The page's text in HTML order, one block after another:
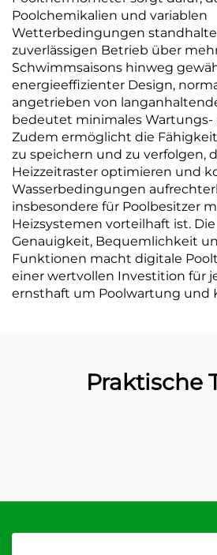
Poolchemikalien und variablen
Wetterbedingungen
zuverlässigen Betrieb über
Schwimmsaisons hinweg
energieeffizienter Design,
angetrieben von
bedeutet minimales Wartungs-
Zudem ermöglicht die
zu speichern und zu verfolgen,
Heizzeitraster optimieren und
Wasserbedingungen
insbesondere für Poolbesitzer
Heizsystemen vorteilhaft ist.
Genauigkeit, Bequemlichkeit
Funktionen macht digitale
einer wertvollen Investition für
ernsthaft um Poolwartung und
Praktische